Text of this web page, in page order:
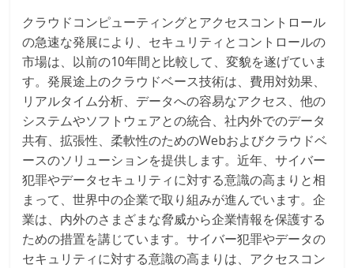
クラウドコンピューティングとアクセスコントロール
の急速な発展により、セキュリティとコントロールの
市場は、以前の10年間と比較して、変貌を遂げていま
す。発展途上のクラウドベース技術は、費用対効果、
リアルタイム分析、データへの容易なアクセス、他の
システムやソフトウェアとの統合、社内外でのデータ
共有、拡張性、柔軟性のためのWebおよびクラウドベ
ースのソリューションを提供します。近年、サイバー
犯罪やデータセキュリティに対する意識の高まりと相
まって、世界中の企業で取り組みが進んでいます。企
業は、内外のさまざまな脅威から企業情報を保護する
ための措置を講じています。サイバー犯罪やデータの
セキュリティに対する意識の高まりは、アクセスコン